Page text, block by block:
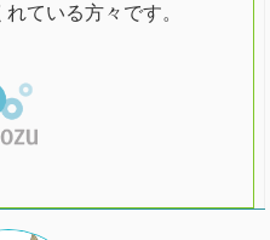
ている方々です。